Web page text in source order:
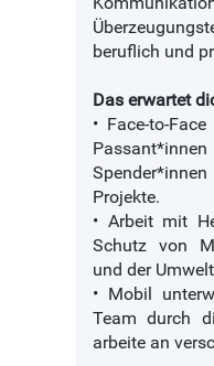
beruflich und
Das erwartet
• Face-to-
Projekte.
• Arbeit mit
Schutz von
und der
• Mobil
Team durch
arbeite an